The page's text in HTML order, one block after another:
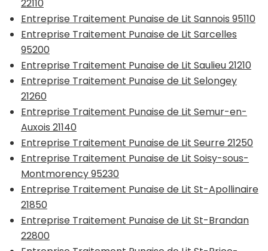
22110
Entreprise Traitement Punaise de Lit Sannois 95110
Entreprise Traitement Punaise de Lit Sarcelles
95200
Entreprise Traitement Punaise de Lit Saulieu 21210
Entreprise Traitement Punaise de Lit Selongey
21260
Entreprise Traitement Punaise de Lit Semur-en-
Auxois 21140
Entreprise Traitement Punaise de Lit Seurre 21250
Entreprise Traitement Punaise de Lit Soisy-sous-
Montmorency 95230
Entreprise Traitement Punaise de Lit St-Apollinaire
21850
Entreprise Traitement Punaise de Lit St-Brandan
22800